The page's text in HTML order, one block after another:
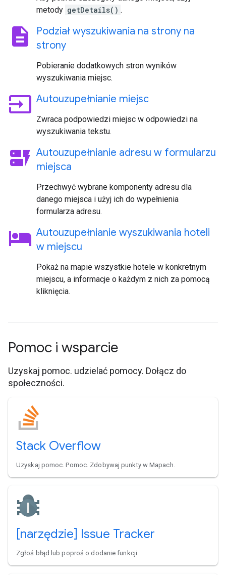
metody getDetails() .
description
Podział wyszukiwania na strony na
strony
Pobieranie dodatkowych stron wyników
wyszukiwania miejsc.
input Autouzupełnianie miejsc
Zwraca podpowiedzi miejsc w odpowiedzi na
wyszukiwania tekstu.
dynamic_form Autouzupełnianie adresu w formularzu
miejsca
Przechwyć wybrane komponenty adresu dla
danego miejsca i użyj ich do wypełnienia
formularza adresu.
hotel Autouzupełnianie wyszukiwania hoteli
w miejscu
Pokaż na mapie wszystkie hotele w konkretnym
miejscu, a informacje o każdym z nich za pomocą
kliknięcia.
Pomoc i wsparcie
Uzyskaj pomoc. udzielać pomocy. Dołącz do
społeczności.
Stack Overflow
Uzyskaj pomoc. Pomoc. Zdobywaj punkty w Mapach.
[narzędzie] Issue Tracker
Zgłoś błąd lub poproś o dodanie funkcji.